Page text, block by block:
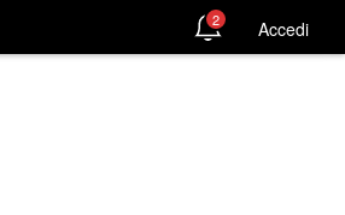
2 Accedi